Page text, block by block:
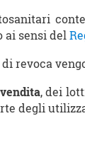
ai sensi del
revoca
vendita, dei
degli